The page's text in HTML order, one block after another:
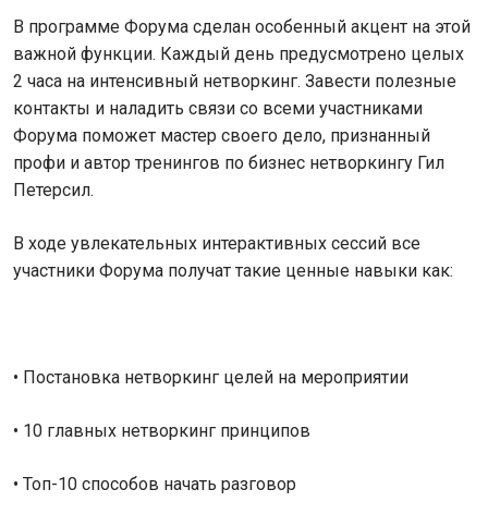
В программе Форума сделан особенный акцент на этой
важной функции. Каждый день предусмотрено целых
2 часа на интенсивный нетворкинг. Завести полезные
контакты и наладить связи со всеми участниками
Форума поможет мастер своего дело, признанный
профи и автор тренингов по бизнес нетворкингу Гил
Петерсил.
В ходе увлекательных интерактивных сессий все
участники Форума получат такие ценные навыки как:
• Постановка нетворкинг целей на мероприятии
• 10 главных нетворкинг принципов
• Топ-10 способов начать разговор